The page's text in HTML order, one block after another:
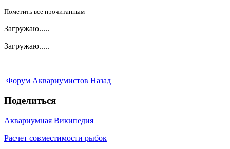
Пометить все прочитанным
Загружаю.....
Загружаю.....
Форум Аквариумистов Назад
Поделиться
Аквариумная Википедия
Расчет совместимости рыбок